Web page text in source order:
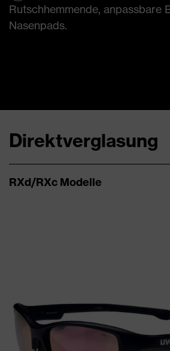
Rutschhemmende, anpassbare
Nasenpads.
Direktverglasung
RXd/RXc Modelle